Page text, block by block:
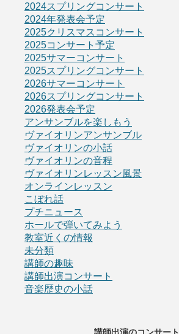
2024スプリングコンサート
2024年発表会予定
2025クリスマスコンサート
2025コンサート予定
2025サマーコンサート
2025スプリングコンサート
2026サマーコンサート
2026スプリングコンサート
2026発表会予定
アンサンブルを楽しもう
ヴァイオリンアンサンブル
ヴァイオリンの小話
ヴァイオリンの音程
ヴァイオリンレッスン風景
オンラインレッスン
こぼれ話
プチニュース
ホールで弾いてみよう
教室近くの情報
未分類
講師の趣味
講師出演コンサート
音楽歴史の小話
講師出演のコンサート